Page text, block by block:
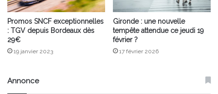
Promos SNCF exceptionnelles
: TGV depuis Bordeaux dès
29€
19 janvier 2023
Gironde : une nouvelle
tempête attendue ce jeudi 19
février ?
17 février 2026
Annonce